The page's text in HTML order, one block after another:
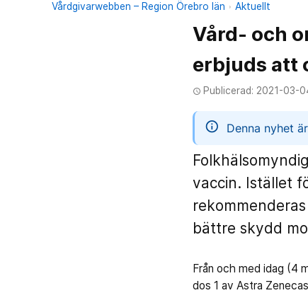
Vårdgivarwebben – Region Örebro län Aktuellt
Vård- och
erbjuds att
access_time Publicerad: 2021-03-
Denna nyhet
vaccin. Istället
bättre skydd
Från och med idag (4
dos 1 av Astra